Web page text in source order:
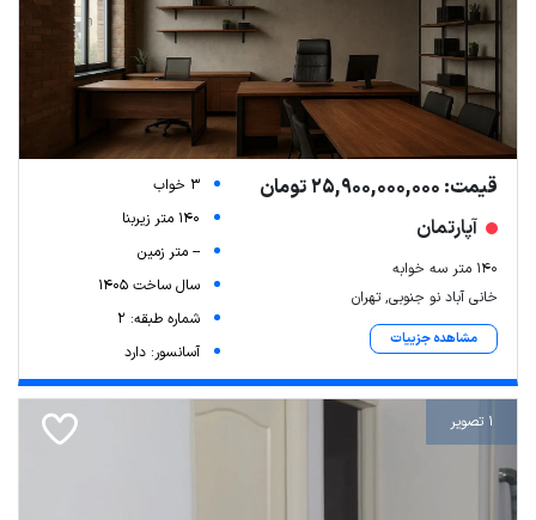
قیمت: 25,900,000,000 تومان
آپارتمان
140 متر سه خوابه
خانی آباد نو جنوبی, تهران
مشاهده جزییات
3 خواب
140 متر زیربنا
-- متر زمین
سال ساخت 1405
شماره طبقه: 2
آسانسور: دارد
1 تصویر